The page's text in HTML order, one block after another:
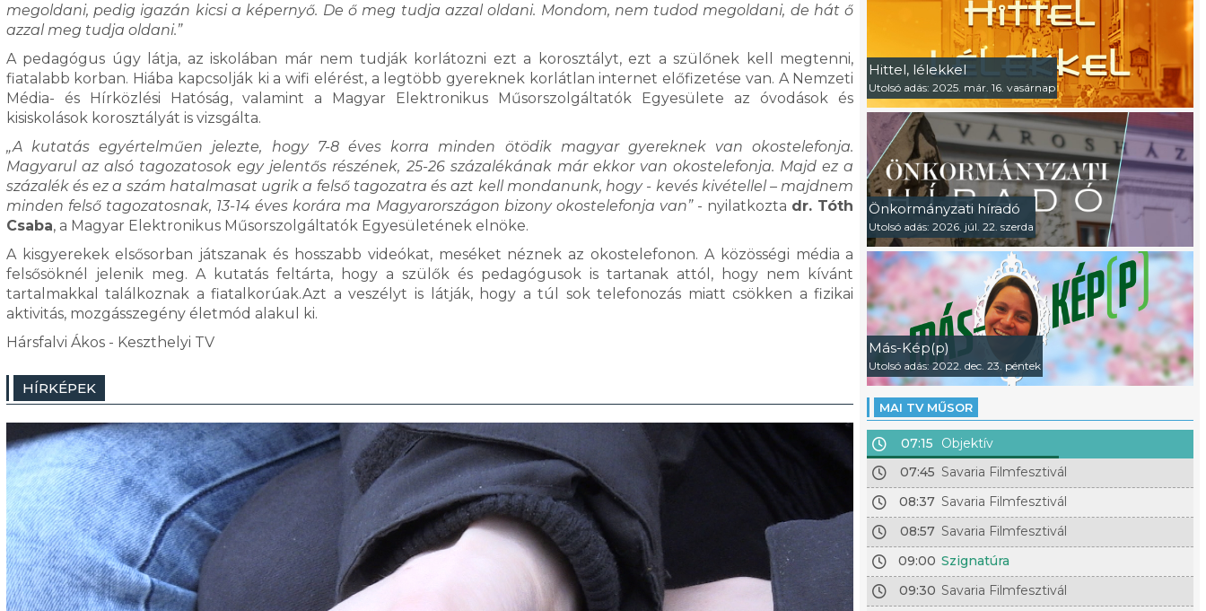
megoldani, pedig igazán kicsi a képernyő. De ő meg tudja azzal oldani. Mondom, nem tudod megoldani, de hát ő
azzal meg tudja oldani.”
A pedagógus úgy látja, az iskolában már nem tudják korlátozni ezt a korosztályt, ezt a szülőnek kell megtenni,
fiatalabb korban. Hiába kapcsolják ki a wifi elérést, a legtöbb gyereknek korlátlan internet előfizetése van. A Nemzeti
Média- és Hírközlési Hatóság, valamint a Magyar Elektronikus Műsorszolgáltatók Egyesülete az óvodások és
kisiskolások korosztályát is vizsgálta.
„A kutatás egyértelműen jelezte, hogy 7-8 éves korra minden ötödik magyar gyereknek van okostelefonja.
Magyarul az alsó tagozatosok egy jelentős részének, 25-26 százalékának már ekkor van okostelefonja. Majd ez a
százalék és ez a szám hatalmasat ugrik a felső tagozatra és azt kell mondanunk, hogy - kevés kivétellel – majdnem
minden felső tagozatosnak, 13-14 éves korára ma Magyarországon bizony okostelefonja van”- nyilatkozta dr. Tóth
Csaba, a Magyar Elektronikus Műsorszolgáltatók Egyesületének elnöke.
A kisgyerekek elsősorban játszanak és hosszabb videókat, meséket néznek az okostelefonon. A közösségi média a
felsősöknél jelenik meg. A kutatás feltárta, hogy a szülők és pedagógusok is tartanak attól, hogy nem kívánt
tartalmakkal találkoznak a fiatalkorúak.Azt a veszélyt is látják, hogy a túl sok telefonozás miatt csökken a fizikai
aktivitás, mozgásszegény életmód alakul ki.
Hársfalvi Ákos - Keszthelyi TV
HÍRKÉPEK
Hittel, lélekkel
Utolsó adás: 2025. már. 16. vasárnap
Önkormányzati híradó
Utolsó adás: 2026. júl. 22. szerda
Más-Kép(p)
Utolsó adás: 2022. dec. 23. péntek
MAI TV MŰSOR
07:15
Objektív
07:45 Savaria Filmfesztivál
08:37 Savaria Filmfesztivál
08:57 Savaria Filmfesztivál
09:00 Szignatúra
09:30 Savaria Filmfesztivál